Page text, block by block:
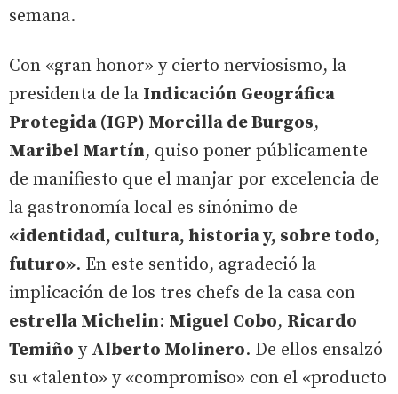
semana.
Con «gran honor» y cierto nerviosismo, la
presidenta de la Indicación Geográfica
Protegida (IGP) Morcilla de Burgos,
Maribel Martín, quiso poner públicamente
de manifiesto que el manjar por excelencia de
la gastronomía local es sinónimo de
«identidad, cultura, historia y, sobre todo,
futuro». En este sentido, agradeció la
implicación de los tres chefs de la casa con
estrella Michelin: Miguel Cobo, Ricardo
Temiño y Alberto Molinero. De ellos ensalzó
su «talento» y «compromiso» con el «producto